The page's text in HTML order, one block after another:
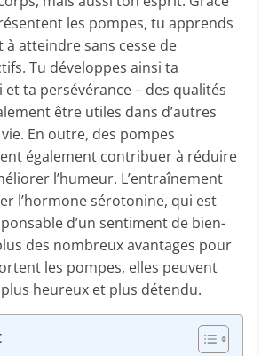
les pompes, tu apprends
à atteindre sans cesse de
Tu développes ainsi ta
ta persévérance – des qualités
être utiles dans d’autres
En outre, des pompes
également contribuer à réduire
l’humeur. L’entraînement
l’hormone sérotonine, qui est
d’un sentiment de bien-
des nombreux avantages pour
les pompes, elles peuvent
heureux et plus détendu.